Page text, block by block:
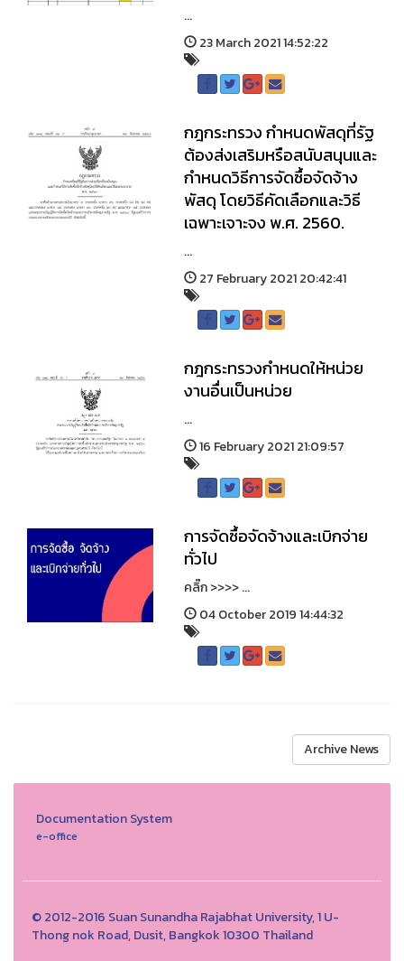
...
23 March 2021 14:52:22
กฎกระทรวง กำหนดพัสดุที่รัฐ
ต้องส่งเสริมหรือสนับสนุนและ
กำหนดวิธีการจัดซื้อจัดจ้าง
พัสดุ โดยวิธีคัดเลือกและวิธี
เฉพาะเจาะจง พ.ศ. 2560.
...
27 February 2021 20:42:41
กฎกระทรวงกําหนดให้หน่วย
งานอื่นเป็นหน่วย
...
16 February 2021 21:09:57
การจัดซื้อจัดจ้างและเบิกจ่าย
ทั่วไป
คลิ๊ก >>>> ...
04 October 2019 14:44:32
Archive News
Documentation System
e-office
© 2012-2016 Suan Sunandha Rajabhat University, 1 U-
Thong nok Road, Dusit, Bangkok 10300 Thailand